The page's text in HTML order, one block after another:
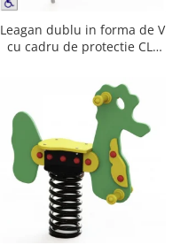
Leagan dublu in forma de V
cu cadru de protectie CL-